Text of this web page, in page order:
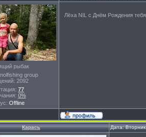
рыбак
group
2092
77
0%
Offline
Лёха NIL с Днём Рождения
Карась Дата: